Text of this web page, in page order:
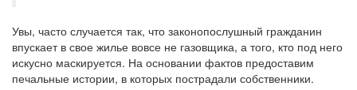
Увы, часто случается так, что законопослушный гражданин
впускает в свое жилье вовсе не газовщика, а того, кто под него
искусно маскируется. На основании фактов предоставим
печальные истории, в которых пострадали собственники.